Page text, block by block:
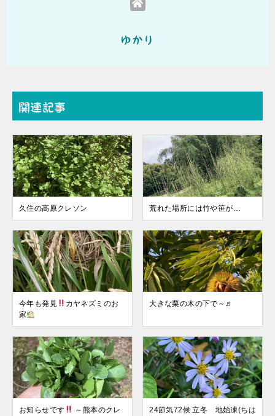
ゆかり
関連記事
久住の高原クレソン 荒れた場所には竹や笹が…
今年も発見
カヤネズミのお
家
大きな栗の木の下で～♬
お知らせです
～熊本のクレ
24節気72候 立冬 地始凍(ちは